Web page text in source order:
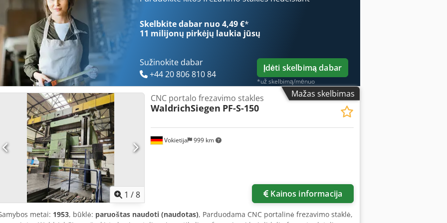
Skelbkite dabar nuo 4,49 €*
11 milijonų pirkėjų laukia jūsų
Sužinokite dabar
+44 20 806 810 84
Įdėti skelbimą dabar
*už skelbimą/mėnuo
Mažas skelbimas
1 /8
Vokietija 999 km
CNC portalo frezavimo stakles
WaldrichSiegen PF-S-150
Kainos informacija
metai: 1953, būklė: paruoštas naudoti (naudotas), Parduodama CNC portalinė frezavimo staklė,